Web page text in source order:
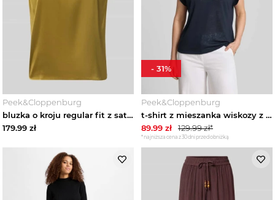
Peek&Cloppenburg
bluzka o kroju regular fit z satyny Zero Musztardowy
179.99 zł
Peek&Cloppenburg
t-shirt z mieszanka wiskozy z dekoltem w serek Zero Granatowy
89.99 zł 129.99zł*
*najniższa cena z 30 dni przed obniżką
- 31%